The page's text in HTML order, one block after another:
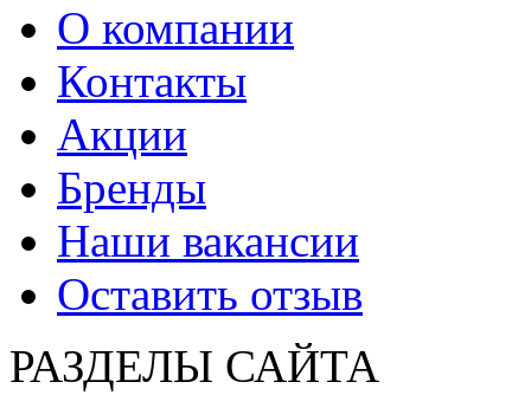
О компании
Контакты
Акции
Бренды
Наши вакансии
Оставить отзыв
РАЗДЕЛЫ САЙТА